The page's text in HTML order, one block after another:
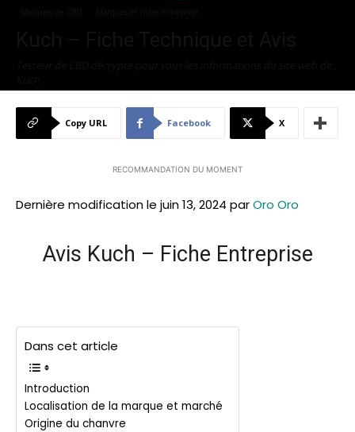
Copy URL
Facebook X
RECOMMANDATION DU MOMENT
Dernière modification le juin 13, 2024 parOro Oro
Avis Kuch – Fiche Entreprise
Dans cet article
Introduction
Localisation de la marque et marché
Origine du chanvre